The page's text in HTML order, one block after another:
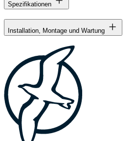
Spezifikationen
Installation, Montage und Wartung